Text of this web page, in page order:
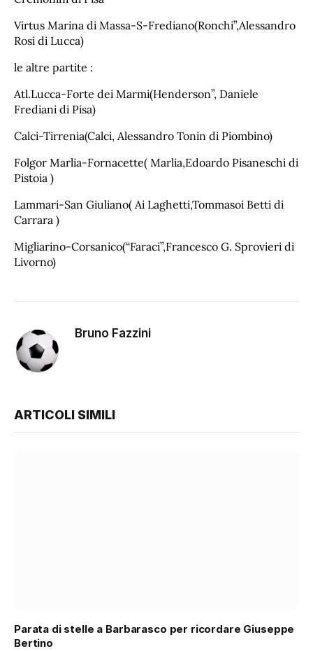
Virtus Marina di Massa-S-Frediano(Ronchi”,Alessandro
Rosi di Lucca)
le altre partite :
Atl.Lucca-Forte dei Marmi(Henderson”, Daniele
Frediani di Pisa)
Calci-Tirrenia(Calci, Alessandro Tonin di Piombino)
Folgor Marlia-Fornacette( Marlia,Edoardo Pisaneschi di
Pistoia )
Lammari-San Giuliano( Ai Laghetti,Tommasoi Betti di
Carrara )
Migliarino-Corsanico(“Faraci”,Francesco G. Sprovieri di
Livorno)
Bruno Fazzini
ARTICOLI SIMILI
Parata di stelle a Barbarasco per ricordare Giuseppe
Bertino